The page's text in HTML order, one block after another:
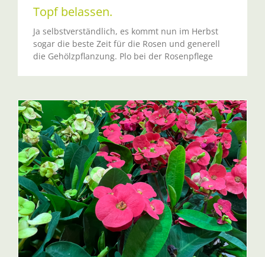
Topf belassen.
Ja selbstverständlich, es kommt nun im Herbst
sogar die beste Zeit für die Rosen und generell
die Gehölzpflanzung. Plo bei der Rosenpflege